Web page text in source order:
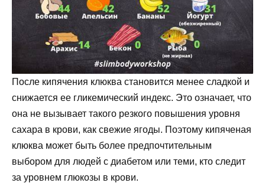
После кипячения клюква становится менее сладкой и
снижается ее гликемический индекс. Это означает, что
она не вызывает такого резкого повышения уровня
сахара в крови, как свежие ягоды. Поэтому кипяченая
клюква может быть более предпочтительным
выбором для людей с диабетом или теми, кто следит
за уровнем глюкозы в крови.